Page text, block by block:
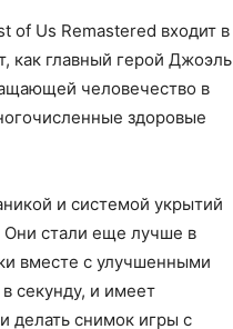
of Us Remastered входит в
как главный герой Джоэль
человечество в
здоровые
и системой укрытий
Они стали еще лучше в
вместе с улучшенными
секунду, и имеет
делать снимок игры с